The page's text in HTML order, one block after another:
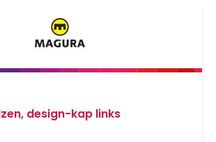
design-kap links